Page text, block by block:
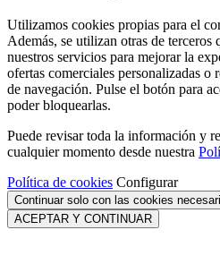
Utilizamos cookies propias para el
Además, se utilizan otras de terceros
nuestros servicios para mejorar la
ofertas comerciales personalizadas o
de navegación. Pulse el botón para
poder bloquearlas.
Puede revisar toda la información y
cualquier momento desde nuestra
Política de cookies Configurar
Continuar solo con las cookies
ACEPTAR Y CONTINUAR